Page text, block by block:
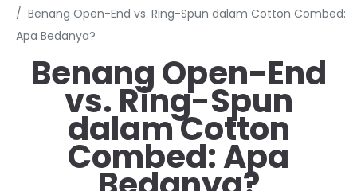
Benang Open-End vs. Ring-Spun dalam Cotton Combed:
Apa Bedanya?
Benang Open-End
vs. Ring-Spun
dalam Cotton
Combed: Apa